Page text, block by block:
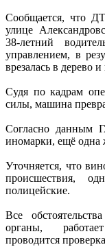
Сообщается, что
улице
38-летний
управлением, в
врезалась в дерево
Судя по кадрам
силы, машина
Согласно данным
иномарки, ещё одна
Уточняется, что
происшествия,
полицейские.
Все
органы,
проводится